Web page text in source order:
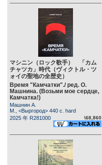
マシニン（ロック歌手） 「カム
チャツカ」時代（ヴィクトル・ツ
ォイの聖地の全歴史）
Время "Камчатки"./ ред. О.
Машнина. (Возьми мое сердце,
Камчатка!)
Машнин А.
М., <Выргород> 440 c. hard
2025 年 R281000
\68,860